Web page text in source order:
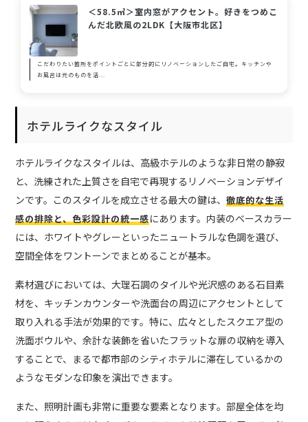
＜58.5㎡＞室内窓がアクセント。好きをつめこ
んだ北欧風の2LDK【大阪市北区】
こだわりたい箇所をポイントごとに部分的にリノベーションしたご自宅。キッチンや
お風呂は元のものを活...
ホテルライクなスタイル
ホテルライクなスタイルは、高級ホテルのような非日常の静寂
と、洗練された上質さを自宅で再現するリノベーションデザイ
ンです。このスタイルを成立させる最大の鍵は、徹底的な生活
感の排除と、色彩設計の統一感にあります。内装のベースカラー
には、ホワイトやグレーといったニュートラルな色調を選び、
空間全体をワントーンでまとめることが基本。
素材選びにおいては、大理石調のタイルや光沢感のある石目素
材を、キッチンカウンターや洗面台の周辺にアクセントとして
取り入れる手法が効果的です。特に、広々としたスクエア型の
洗面ボウルや、余計な装飾を省いたフラットな扉の収納を導入
することで、まるで都市部のシティホテルに滞在しているかの
ようなモダンな印象を演出できます。
また、照明計画も非常に重要な要素となります。部屋全体を均